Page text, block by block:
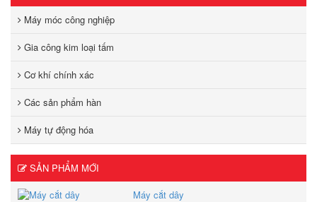
Máy móc công nghiệp
Gia công kim loại tấm
Cơ khí chính xác
Các sản phẩm hàn
Máy tự động hóa
SẢN PHẨM MỚI
Máy cắt dây